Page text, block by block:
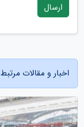
ارسال
اخبار و مقالات مرتبط